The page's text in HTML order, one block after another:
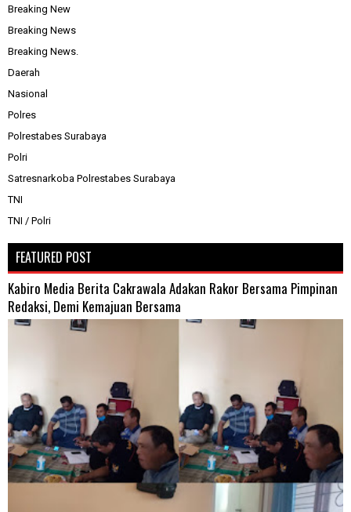
Breaking New
Breaking News
Breaking News.
Daerah
Nasional
Polres
Polrestabes Surabaya
Polri
Satresnarkoba Polrestabes Surabaya
TNI
TNI / Polri
FEATURED POST
Kabiro Media Berita Cakrawala Adakan Rakor Bersama Pimpinan
Redaksi, Demi Kemajuan Bersama